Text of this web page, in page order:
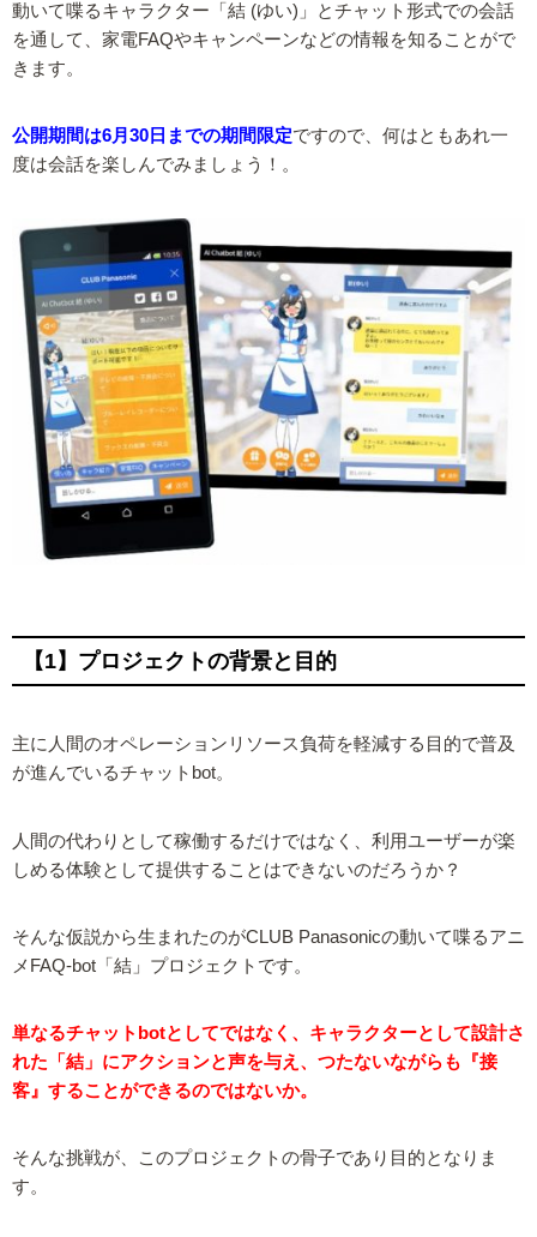
動いて喋るキャラクター「結 (ゆい)」とチャット形式での会話
を通して、家電FAQやキャンペーンなどの情報を知ることがで
きます。
公開期間は6月30日までの期間限定ですので、何はともあれ一
度は会話を楽しんでみましょう！。
【1】プロジェクトの背景と目的
主に人間のオペレーションリソース負荷を軽減する目的で普及
が進んでいるチャットbot。
人間の代わりとして稼働するだけではなく、利用ユーザーが楽
しめる体験として提供することはできないのだろうか？
そんな仮説から生まれたのがCLUB Panasonicの動いて喋るアニ
メFAQ-bot「結」プロジェクトです。
単なるチャットbotとしてではなく、キャラクターとして設計さ
れた「結」にアクションと声を与え、つたないながらも『接
客』することができるのではないか。
そんな挑戦が、このプロジェクトの骨子であり目的となりま
す。